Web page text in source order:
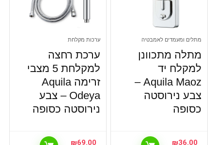
זרועות לראשי מקלחת
לחדר האמבטיה ולשירותים
מברשות אסלה
מוטות פינוק
מוטות רחצה
מוצרי חשמל,נקיון, פתרונות ניקוי לבית
מושבי אסלה
מחזיק לנייר טואלט
מתלים ומעמדים לאמבטיה
מתלה מתכוונן
למקלח יד
Aquila Maoz –
צבע נירוסטה
כסופה
₪36.00
ערכות מקלחת
ערכת רחצה
למקלחת 5 מצבי
זרימה Aquila
Odeya – צבע
נירוסטה כסופה
₪69.00